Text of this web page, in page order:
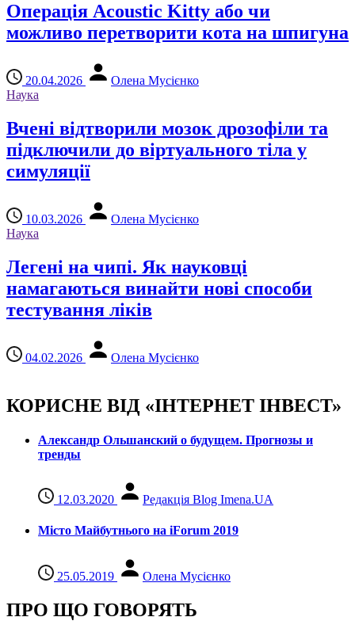
Операція Acoustic Kitty або чи
можливо перетворити кота на шпигуна
20.04.2026
Олена Мусієнко
Наука
Вчені відтворили мозок дрозофіли та
підключили до віртуального тіла у
симуляції
10.03.2026
Олена Мусієнко
Наука
Легені на чипі. Як науковці
намагаються винайти нові способи
тестування ліків
04.02.2026 Олена Мусієнко
КОРИСНЕ ВІД «ІНТЕРНЕТ ІНВЕСТ»
Александр Ольшанский о будущем. Прогнозы и
тренды
12.03.2020 Редакція Blog Imena.UA
Місто Майбутнього на iForum 2019
25.05.2019 Олена Мусієнко
ПРО ЩО ГОВОРЯТЬ